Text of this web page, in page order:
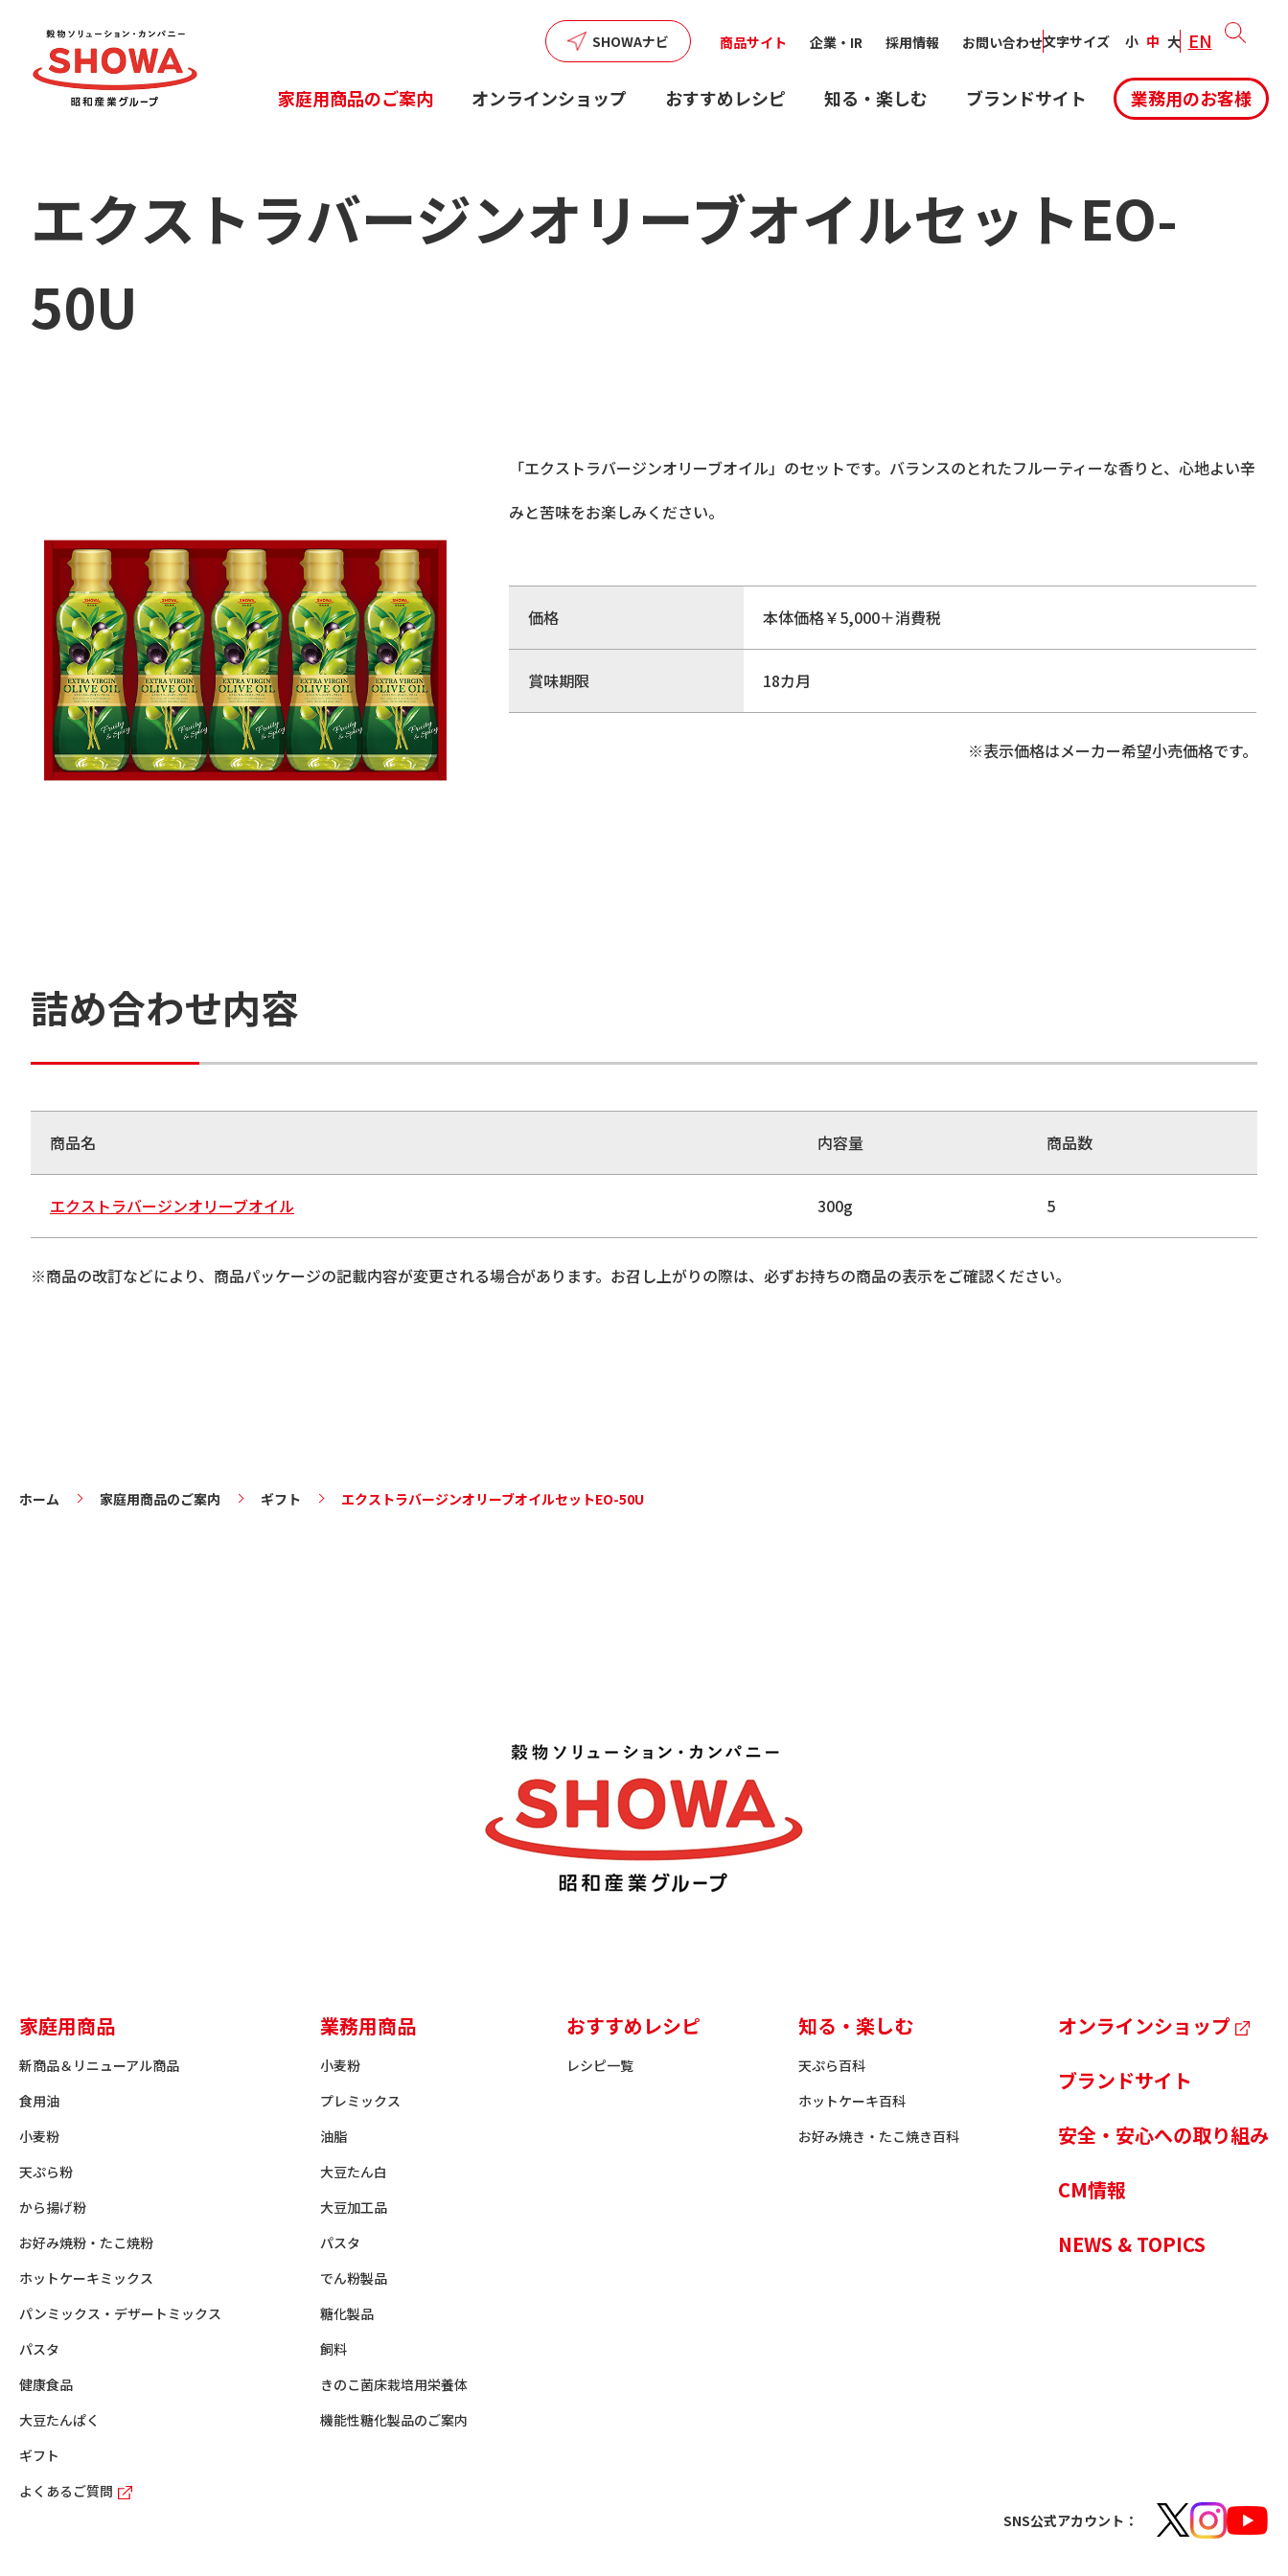
SHOWAナビ 商品サイト 企業・IR 採用情報 お問い合わせ文字サイズ 小 中 大 EN
家庭用商品のご案内 オンラインショップ おすすめレシピ 知る・楽しむ ブランドサイト 業務用のお客様
エクストラバージンオリーブオイルセットEO-
50U
「エクストラバージンオリーブオイル」のセットです。バランスのとれたフルーティーな香りと、心地よい辛
みと苦味をお楽しみください。
価格 本体価格￥5,000＋消費税
賞味期限 18カ月
※表示価格はメーカー希望小売価格です。
詰め合わせ内容
商品名 内容量 商品数
エクストラバージンオリーブオイル 300g 5
※商品の改訂などにより、商品パッケージの記載内容が変更される場合があります。お召し上がりの際は、必ずお持ちの商品の表示をご確認ください。
ホーム 家庭用商品のご案内 ギフト エクストラバージンオリーブオイルセットEO-50U
家庭用商品
新商品＆リニューアル商品
食用油
小麦粉
天ぷら粉
から揚げ粉
お好み焼粉・たこ焼粉
ホットケーキミックス
パンミックス・デザートミックス
パスタ
健康食品
大豆たんぱく
ギフト
よくあるご質問
業務用商品
小麦粉
プレミックス
油脂
大豆たん白
大豆加工品
パスタ
でん粉製品
糖化製品
飼料
きのこ菌床栽培用栄養体
機能性糖化製品のご案内
おすすめレシピ
レシピ一覧
知る・楽しむ
天ぷら百科
ホットケーキ百科
お好み焼き・たこ焼き百科
オンラインショップ
ブランドサイト
安全・安心への取り組み
CM情報
NEWS & TOPICS
SNS公式アカウント：